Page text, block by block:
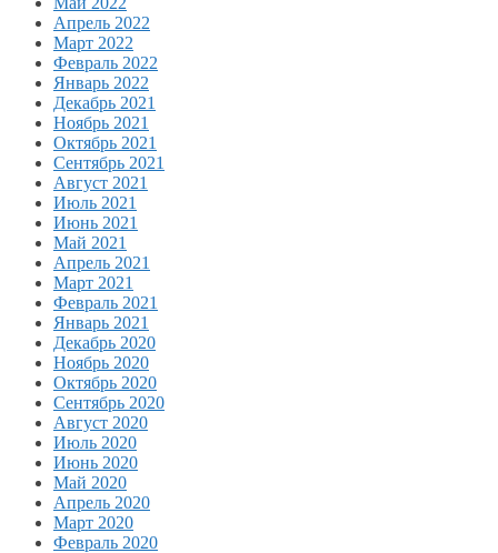
Апрель 2022
Март 2022
Февраль 2022
Январь 2022
Декабрь 2021
Ноябрь 2021
Октябрь 2021
Сентябрь 2021
Август 2021
Июль 2021
Июнь 2021
Май 2021
Апрель 2021
Март 2021
Февраль 2021
Январь 2021
Декабрь 2020
Ноябрь 2020
Октябрь 2020
Сентябрь 2020
Август 2020
Июль 2020
Июнь 2020
Май 2020
Апрель 2020
Март 2020
Февраль 2020